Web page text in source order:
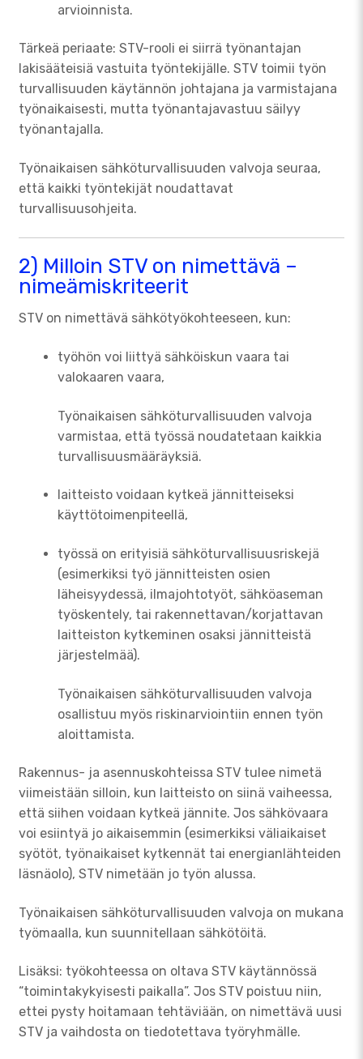
arvioinnista.
Tärkeä periaate: STV-rooli ei siirrä työnantajan
lakisääteisiä vastuita työntekijälle. STV toimii työn
turvallisuuden käytännön johtajana ja varmistajana
työnaikaisesti, mutta työnantajavastuu säilyy
työnantajalla.
Työnaikaisen sähköturvallisuuden valvoja seuraa,
että kaikki työntekijät noudattavat
turvallisuusohjeita.
2) Milloin STV on nimettävä –
nimeämiskriteerit
STV on nimettävä sähkötyökohteeseen, kun:
työhön voi liittyä sähköiskun vaara tai
valokaaren vaara,
Työnaikaisen sähköturvallisuuden valvoja
varmistaa, että työssä noudatetaan kaikkia
turvallisuusmääräyksiä.
laitteisto voidaan kytkeä jännitteiseksi
käyttötoimenpiteellä,
työssä on erityisiä sähköturvallisuusriskejä
(esimerkiksi työ jännitteisten osien
läheisyydessä, ilmajohtotyöt, sähköaseman
työskentely, tai rakennettavan/korjattavan
laitteiston kytkeminen osaksi jännitteistä
järjestelmää).
Työnaikaisen sähköturvallisuuden valvoja
osallistuu myös riskinarviointiin ennen työn
aloittamista.
Rakennus- ja asennuskohteissa STV tulee nimetä
viimeistään silloin, kun laitteisto on siinä vaiheessa,
että siihen voidaan kytkeä jännite. Jos sähkövaara
voi esiintyä jo aikaisemmin (esimerkiksi väliaikaiset
syötöt, työnaikaiset kytkennät tai energianlähteiden
läsnäolo), STV nimetään jo työn alussa.
Työnaikaisen sähköturvallisuuden valvoja on mukana
työmaalla, kun suunnitellaan sähkötöitä.
Lisäksi: työkohteessa on oltava STV käytännössä
“toimintakykyisesti paikalla”. Jos STV poistuu niin,
ettei pysty hoitamaan tehtäviään, on nimettävä uusi
STV ja vaihdosta on tiedotettava työryhmälle.